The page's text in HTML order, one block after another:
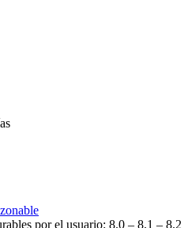
por el usuario: 8.0 – 8.1 – 8.2